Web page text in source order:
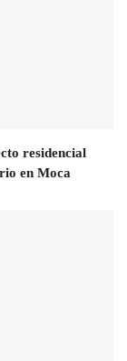
residencial
en Moca